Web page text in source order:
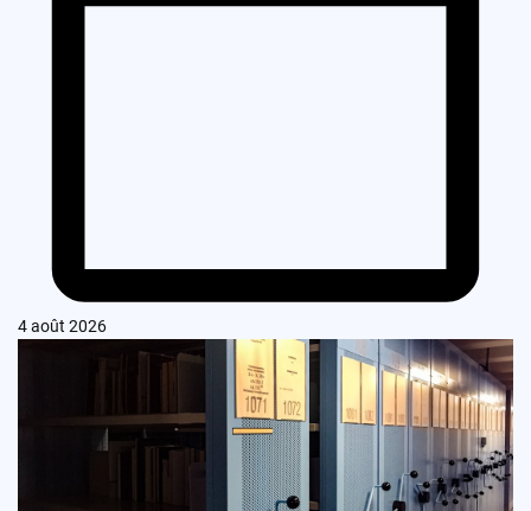
4 août 2026